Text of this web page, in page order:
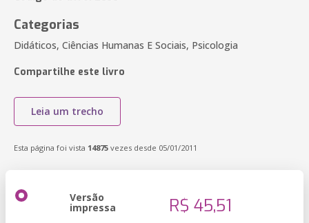
Categorias
Didáticos, Ciências Humanas E Sociais, Psicologia
Compartilhe este livro
Leia um trecho
Esta página foi vista 14875 vezes desde 05/01/2011
Versão
impressa R$ 45,51